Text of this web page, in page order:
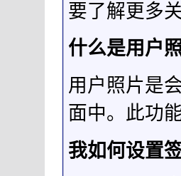
要了解更多
什么是用户
用户照片是
面中。此功
我如何设置